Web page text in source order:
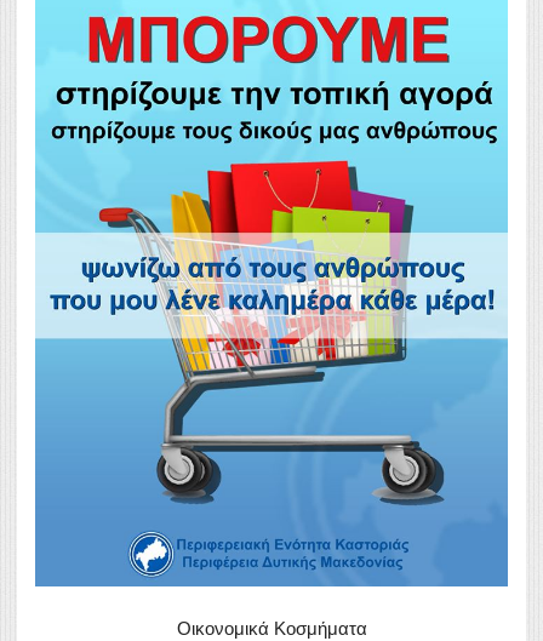
Οικονομικά Κοσμήματα